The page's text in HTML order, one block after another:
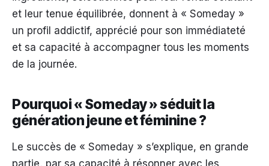
et leur tenue équilibrée, donnent à « Someday »
un profil addictif, apprécié pour son immédiateté
et sa capacité à accompagner tous les moments
de la journée.
Pourquoi « Someday » séduit la
génération jeune et féminine ?
Le succès de « Someday » s’explique, en grande
partie, par sa capacité à résonner avec les